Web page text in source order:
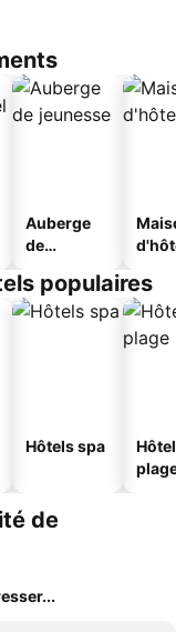
Auberge
de
populaires
Hôtels spa
de